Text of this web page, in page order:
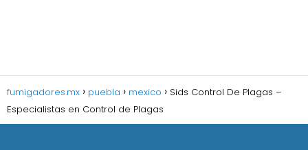
fumigadores.mx puebla mexico
Sids Control De Plagas –
Especialistas en Control de Plagas